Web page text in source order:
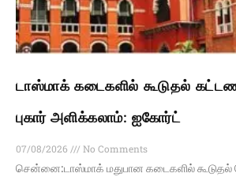
டாஸ்மாக் கடைகளில் கூடுதல்
புகார் அளிக்கலாம்: ஐகோர்ட்
07/08/2026
No Comments
சென்னை:டாஸ்மாக் மதுபான கடைகளில்